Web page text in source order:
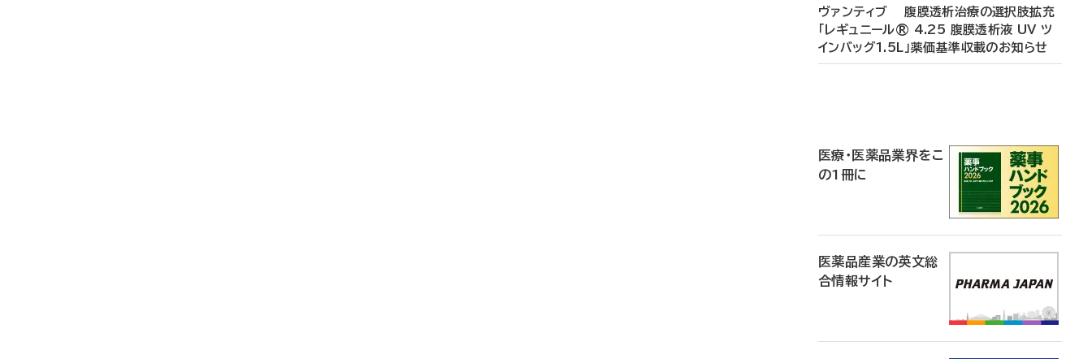
ヴァンティブ 腹膜透析治療の選択肢拡充
「レギュニール® 4.25 腹膜透析液 UV ツ
インバッグ1.5L」薬価基準収載のお知らせ
医療・医薬品業界をこ
の1冊に
医薬品産業の英文総
合情報サイト